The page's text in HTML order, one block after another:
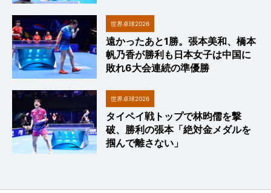
世界卓球2026
遠かったあと1勝。張本美和、橋本
帆乃香が勝利も日本女子は中国に
敗れ6大会連続の準優勝
世界卓球2026
タイペイ戦トップで林昀儒を撃
破、勝利の張本「絶対金メダルを
掴んで離さない」